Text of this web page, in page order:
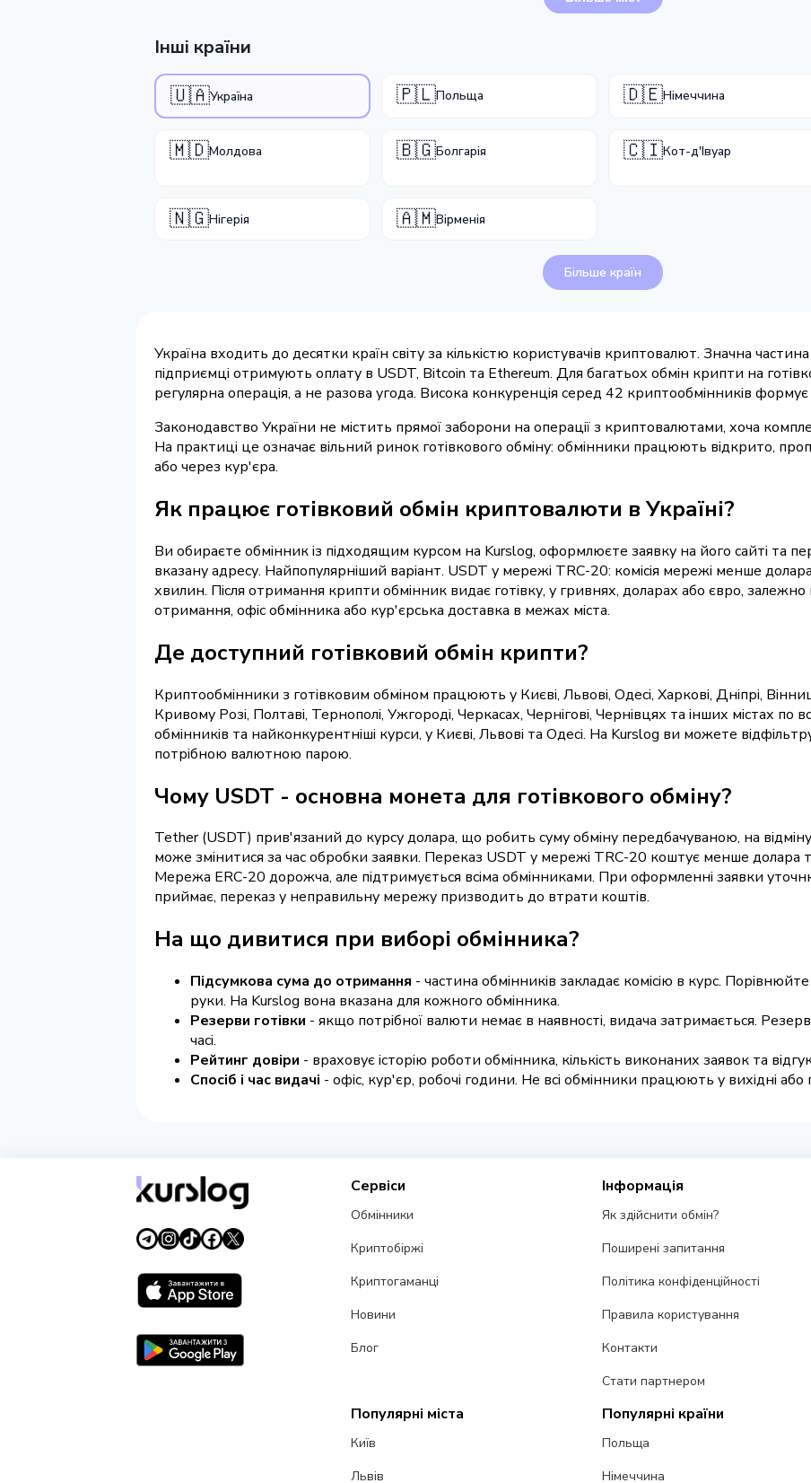
Інші країни
🇺🇦Україна 🇵🇱Польща 🇩🇪Німеччина
🇲🇩Молдова 🇧🇬Болгарія 🇨🇮Кот-д'Івуар
🇳🇬Нігерія 🇦🇲Вірменія
Більше країн
Україна входить до десятки країн світу за кількістю користувачів криптовалют. Значна
підприємці отримують оплату в USDT, Bitcoin та Ethereum. Для багатьох обмін крипти на
регулярна операція, а не разова угода. Висока конкуренція серед 42 криптообмінників формує
Законодавство України не містить прямої заборони на операції з криптовалютами, хоча
На практиці це означає вільний ринок готівкового обміну: обмінники працюють відкрито,
або через кур'єра.
Як працює готівковий обмін криптовалюти в Україні?
Ви обираєте обмінник із підходящим курсом на Kurslog, оформлюєте заявку на його сайті та
вказану адресу. Найпопулярніший варіант. USDT у мережі TRC-20: комісія мережі менше
хвилин. Після отримання крипти обмінник видає готівку, у гривнях, доларах або євро, залежно
отримання, офіс обмінника або кур'єрська доставка в межах міста.
Де доступний готівковий обмін крипти?
Криптообмінники з готівковим обміном працюють у Києві, Львові, Одесі, Харкові, Дніпрі,
Кривому Розі, Полтаві, Тернополі, Ужгороді, Черкасах, Чернігові, Чернівцях та інших містах по
обмінників та найконкурентніші курси, у Києві, Львові та Одесі. На Kurslog ви можете
потрібною валютною парою.
Чому USDT - основна монета для готівкового обміну?
Tether (USDT) прив'язаний до курсу долара, що робить суму обміну передбачуваною, на
може змінитися за час обробки заявки. Переказ USDT у мережі TRC-20 коштує менше долара
Мережа ERC-20 дорожча, але підтримується всіма обмінниками. При оформленні заявки
приймає, переказ у неправильну мережу призводить до втрати коштів.
На що дивитися при виборі обмінника?
Підсумкова сума до отримання - частина обмінників закладає комісію в курс.
руки. На Kurslog вона вказана для кожного обмінника.
Резерви готівки - якщо потрібної валюти немає в наявності, видача затримається.
часі.
Рейтинг довіри - враховує історію роботи обмінника, кількість виконаних заявок та
Спосіб і час видачі - офіс, кур'єр, робочі години. Не всі обмінники працюють у вихідні або
Сервіси
Обмінники
Криптобіржі
Криптогаманці
Новини
Блог
Інформація
Як здійснити обмін?
Поширені запитання
Політика конфіденційності
Правила користування
Контакти
Стати партнером
Популярні міста
Київ
Львів
Популярні країни
Польща
Німеччина